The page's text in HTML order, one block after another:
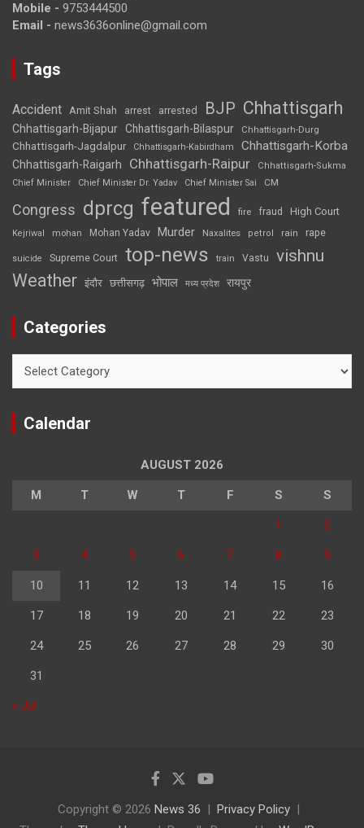
Mobile - 9753444500
Email - news3636online@gmail.com
Tags
Accident Amit Shah arrest arrested BJP Chhattisgarh
Chhattisgarh-Bijapur Chhattisgarh-Bilaspur Chhattisgarh-Durg
Chhattisgarh-Jagdalpur Chhattisgarh-Kabirdham Chhattisgarh-Korba
Chhattisgarh-Raigarh Chhattisgarh-Raipur
Chhattisgarh-Sukma
Chief Minister
Chief Minister Dr. Yadav Chief Minister Sai CM
Congress dprcg featured fire fraud High Court
Kejriwal mohan Mohan Yadav Murder Naxalites petrol rain rape
suicide Supreme Court top-news train Vastu vishnu
Weather इंदौर छत्तीसगढ़ भोपाल मध्य प्रदेश रायपुर
Categories
Calendar
AUGUST 2026
M T W T F S S
1 2
3 4 5 6 7 8 9
10 11 12 13 14 15 16
17 18 19 20 21 22 23
24 25 26 27 28 29 30
31
« Jul
Copyright © 2026 News 36
Privacy Policy